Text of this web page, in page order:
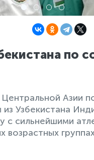
по
Азии
Узбекистана
с сильнейшими
возрастных